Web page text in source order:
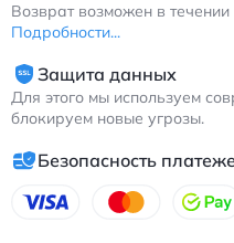
Возврат возможен в
Подробности...
Защита данных
Для этого мы используем
блокируем новые угрозы.
Безопасность